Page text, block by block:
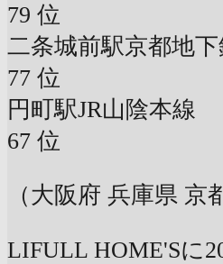
79 位
二条城前駅京都地
77 位
円町駅JR山陰本線
67 位
（大阪府 兵庫県 京
LIFULL HOME'Sに